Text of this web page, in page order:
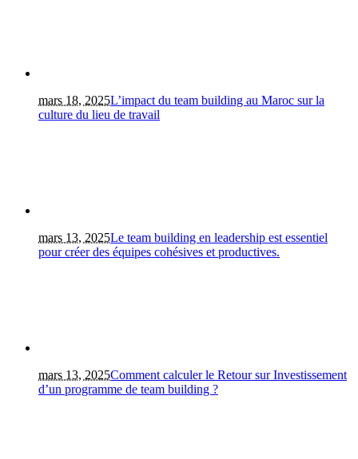
mars 18, 2025L’impact du team building au Maroc sur la
culture du lieu de travail
mars 13, 2025Le team building en leadership est essentiel
pour créer des équipes cohésives et productives.
mars 13, 2025Comment calculer le Retour sur Investissement
d’un programme de team building ?